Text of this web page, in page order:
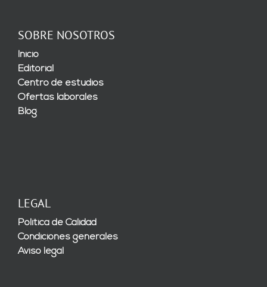
SOBRE NOSOTROS
Inicio
Editorial
Centro de estudios
Ofertas laborales
Blog
LEGAL
Política de Calidad
Condiciones generales
Aviso legal